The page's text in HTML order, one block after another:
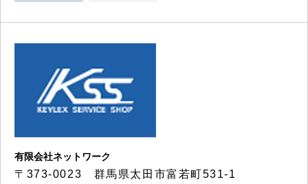
有限会社ネットワーク
〒373-0023 群馬県太田市富若町531-1